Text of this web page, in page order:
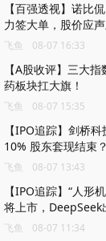
【百强透视】诺比
力签大单，股价应
飞鱼 08-07 16:33
【A股收评】三大
药板块扛大旗！
飞鱼 08-07 15:35
【IPO追踪】剑桥
10% 股东套现结束？
飞鱼 08-07 13:43
【IPO追踪】“人形
将上市，DeepSeek
飞鱼 08-07 11:34